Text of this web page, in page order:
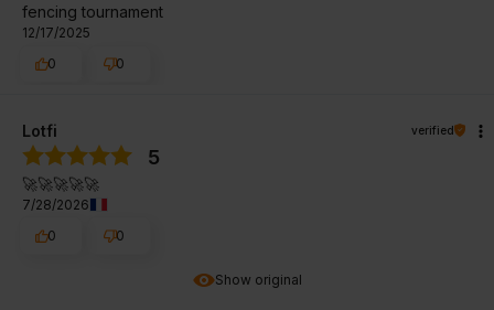
fencing tournament
12/17/2025
0
0
Show original
Lotfi verified
5
🚀🚀🚀🚀🚀
7/28/2026
0
0